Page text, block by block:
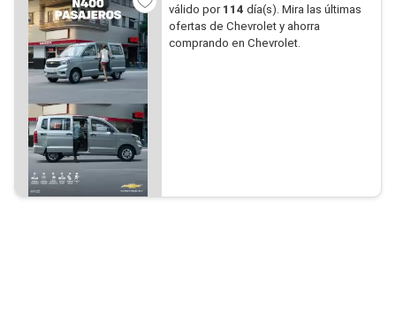
válido por 114 día(s). Mira las últimas
ofertas de Chevrolet y ahorra
comprando en Chevrolet.